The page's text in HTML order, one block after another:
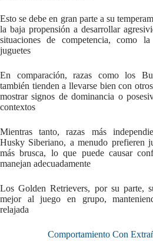
Esto se debe en gran parte a su
la baja propensión a desarrollar
situaciones de competencia, como
juguetes
En comparación, razas como los
también tienden a llevarse bien con
mostrar signos de dominancia o
contextos
Mientras tanto, razas más
Husky Siberiano, a menudo prefieren
más brusca, lo que puede causar
manejan adecuadamente
Los Golden Retrievers, por su parte,
mejor al juego en grupo,
relajada
Comportamiento Con